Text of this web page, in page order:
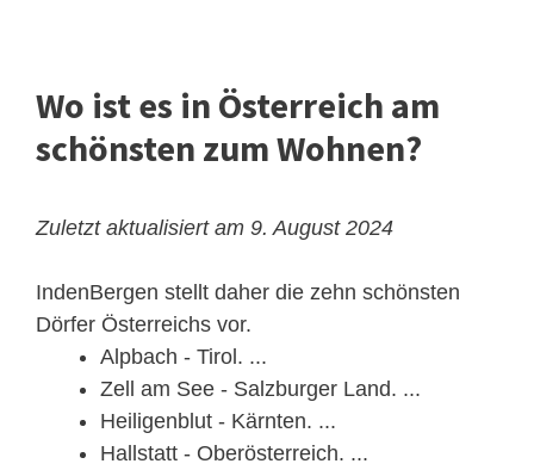
Wo ist es in Österreich am
schönsten zum Wohnen?
Zuletzt aktualisiert am 9. August 2024
IndenBergen stellt daher die zehn schönsten
Dörfer Österreichs vor.
Alpbach - Tirol. ...
Zell am See - Salzburger Land. ...
Heiligenblut - Kärnten. ...
Hallstatt - Oberösterreich. ...